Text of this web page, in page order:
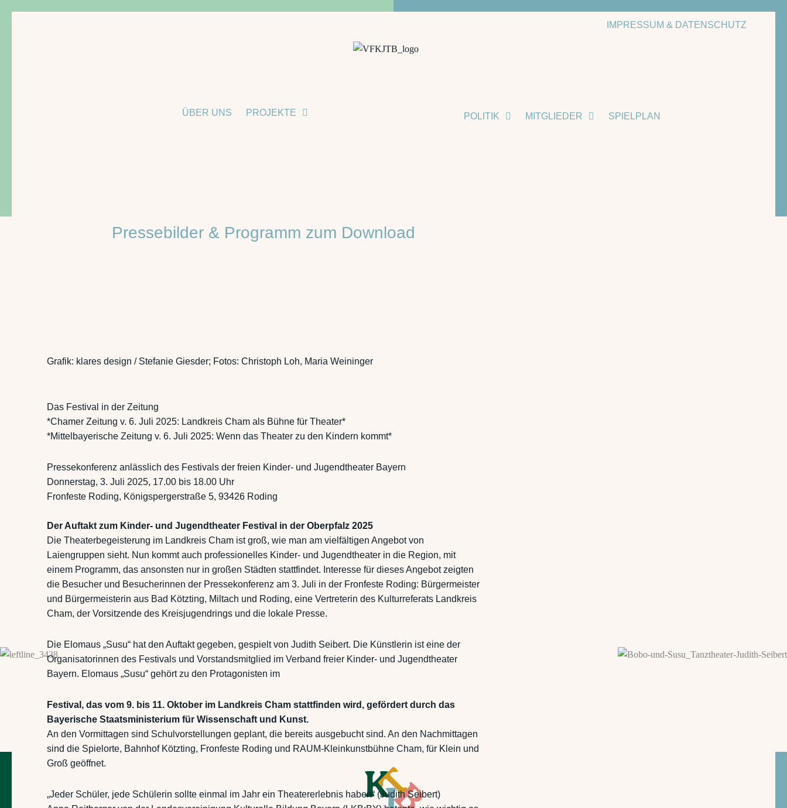
ÜBER UNS PROJEKTE
IMPRESSUM & DATENSCHUTZ
POLITIK MITGLIEDER SPIELPLAN
Pressebilder & Programm zum Download
Grafik: klares design / Stefanie Giesder; Fotos: Christoph Loh, Maria Weininger
Das Festival in der Zeitung
*Chamer Zeitung v. 6. Juli 2025: Landkreis Cham als Bühne für Theater*
*Mittelbayerische Zeitung v. 6. Juli 2025: Wenn das Theater zu den Kindern kommt*
Pressekonferenz anlässlich des Festivals der freien Kinder- und Jugendtheater Bayern
Donnerstag, 3. Juli 2025, 17.00 bis 18.00 Uhr
Fronfeste Roding, Königspergerstraße 5, 93426 Roding
Der Auftakt zum Kinder- und Jugendtheater Festival in der Oberpfalz 2025
Die Theaterbegeisterung im Landkreis Cham ist groß, wie man am vielfältigen Angebot von
Laiengruppen sieht. Nun kommt auch professionelles Kinder- und Jugendtheater in die Region, mit
einem Programm, das ansonsten nur in großen Städten stattfindet. Interesse für dieses Angebot zeigten
die Besucher und Besucherinnen der Pressekonferenz am 3. Juli in der Fronfeste Roding: Bürgermeister
und Bürgermeisterin aus Bad Kötzting, Miltach und Roding, eine Vertreterin des Kulturreferats Landkreis
Cham, der Vorsitzende des Kreisjugendrings und die lokale Presse.
Die Elomaus „Susu“ hat den Auftakt gegeben, gespielt von Judith Seibert. Die Künstlerin ist eine der
Organisatorinnen des Festivals und Vorstandsmitglied im Verband freier Kinder- und Jugendtheater
Bayern. Elomaus „Susu“ gehört zu den Protagonisten im
Festival, das vom 9. bis 11. Oktober im Landkreis Cham stattfinden wird, gefördert durch das
Bayerische Staatsministerium für Wissenschaft und Kunst.
An den Vormittagen sind Schulvorstellungen geplant, die bereits ausgebucht sind. An den Nachmittagen
sind die Spielorte, Bahnhof Kötzting, Fronfeste Roding und RAUM-Kleinkunstbühne Cham, für Klein und
Groß geöffnet.
„Jeder Schüler, jede Schülerin sollte einmal im Jahr ein Theatererlebnis haben“ (Judith Seibert)